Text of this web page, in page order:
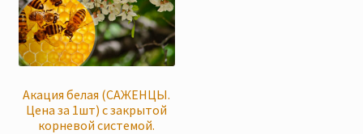
Акация белая (САЖЕНЦЫ.
Цена за 1шт) с закрытой
корневой системой.